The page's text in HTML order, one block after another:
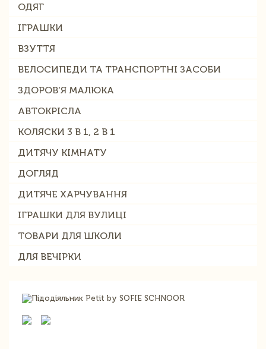
ОДЯГ
ІГРАШКИ
ВЗУТТЯ
ВЕЛОСИПЕДИ ТА ТРАНСПОРТНІ ЗАСОБИ
ЗДОРОВ'Я МАЛЮКА
АВТОКРІСЛА
КОЛЯСКИ 3 В 1, 2 В 1
ДИТЯЧУ КІМНАТУ
ДОГЛЯД
ДИТЯЧЕ ХАРЧУВАННЯ
ІГРАШКИ ДЛЯ ВУЛИЦІ
ТОВАРИ ДЛЯ ШКОЛИ
ДЛЯ ВЕЧІРКИ